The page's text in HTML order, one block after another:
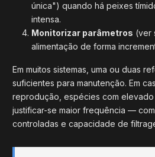
única") quando há peixes
intensa.
Monitorizar parâmetros (ver
alimentação de forma
Em muitos sistemas, uma ou duas
suficientes para manutenção. Em
reprodução, espécies com
justificar-se maior frequência —
controladas e capacidade de